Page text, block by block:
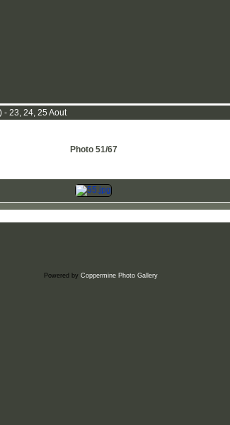
- 23, 24, 25 Aout
Photo 51/67
Powered by Coppermine Photo Gallery